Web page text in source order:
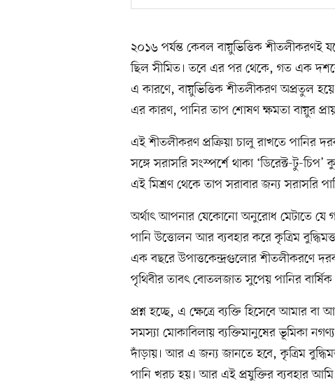
২০১৬ পর্যন্ত কেবল বায়ুভিত্তিক শীতলীকরণই
ছিল সীমিত। তবে এর পর থেকে, গত এক দশকে
এ কারণে, বায়ুভিত্তিক শীতলীকরণ অপ্রতুল
এর কারণ, পানির তাপ শোষণ ক্ষমতা বায়ুর
এই শীতলীকরণ প্রক্রিয়া চালু রাখতে পানির
সঙ্গে সরাসরি সংস্পর্শে থাকা ‘ডিরেক্ট-টু-চিপ’
এই মিশ্রণ থেকে তাপ সরাবার জন্য সরাসরি
অর্থাৎ আপনার যেকোনো অনুরোধ মেটাতে যে
পানি উত্তোলন আর ব্যবহার করে কৃত্রিম
এক বছরে উপাত্তকেন্দ্রগুলোর শীতলীকরণে
পৃথিবীর তাবৎ বোতলজাত সুপেয় পানির
প্রশ্ন হচ্ছে, এ ক্ষেত্রে ব্যক্তি হিসেবে আমার
সমস্যা মোকাবিলায় ব্যক্তিমানুষের ভূমিকা
দাঁড়ায়। আর এ জন্য জানতে হবে, কৃত্রিম
পানি খরচ হয়। আর এই প্রযুক্তির ব্যবহার আমি